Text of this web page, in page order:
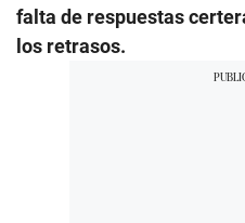
falta de respuestas
los retrasos.